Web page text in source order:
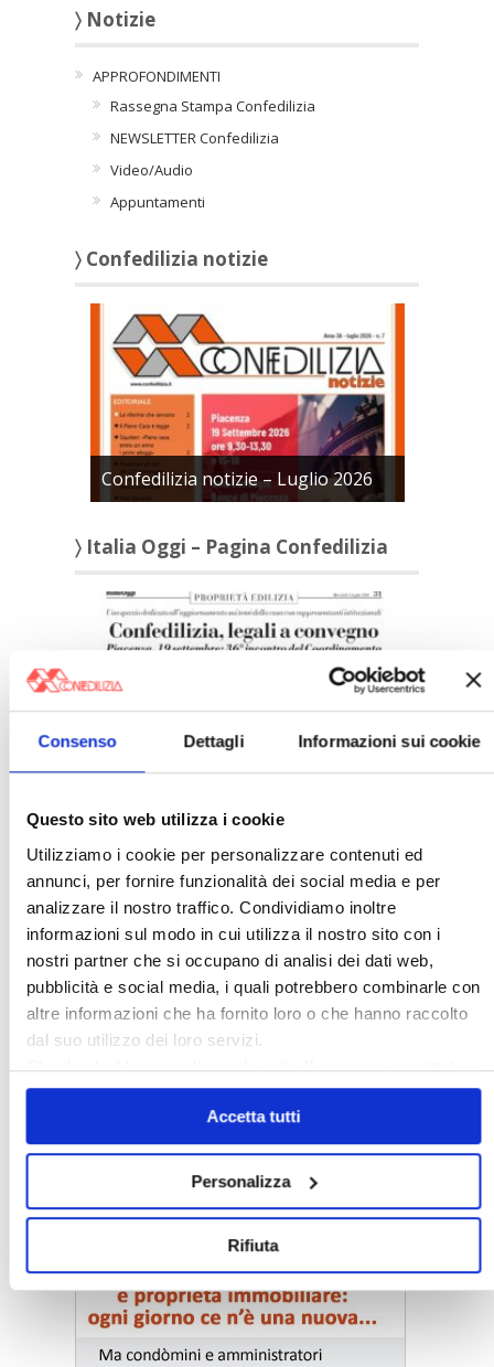
Consenso Dettagli Informazioni sui cookie
Questo sito web utilizza i cookie
Utilizziamo i cookie per personalizzare contenuti ed
annunci, per fornire funzionalità dei social media e per
analizzare il nostro traffico. Condividiamo inoltre
informazioni sul modo in cui utilizza il nostro sito con i
nostri partner che si occupano di analisi dei dati web,
pubblicità e social media, i quali potrebbero combinarle con
altre informazioni che ha fornito loro o che hanno raccolto
dal suo utilizzo dei loro servizi.
Chiudendo il banner cliccando sullaXverranno accettati
solo i cookie necessari.
Accetta tutti
Personalizza
Rifiuta
〉 Notizie
APPROFONDIMENTI
Rassegna Stampa Confedilizia
NEWSLETTER Confedilizia
Video/Audio
Appuntamenti
〉 Confedilizia notizie
Confedilizia notizie – Luglio 2026
〉 Italia Oggi – Pagina Confedilizia
Italia Oggi – Luglio 2026
〉 Notizie e Banche dati